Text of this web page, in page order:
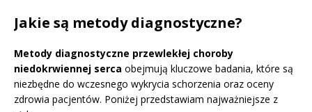
Jakie są metody diagnostyczne?
Metody diagnostyczne przewlekłej choroby
niedokrwiennej serca obejmują kluczowe badania, które są
niezbędne do wczesnego wykrycia schorzenia oraz oceny
zdrowia pacjentów. Poniżej przedstawiam najważniejsze z